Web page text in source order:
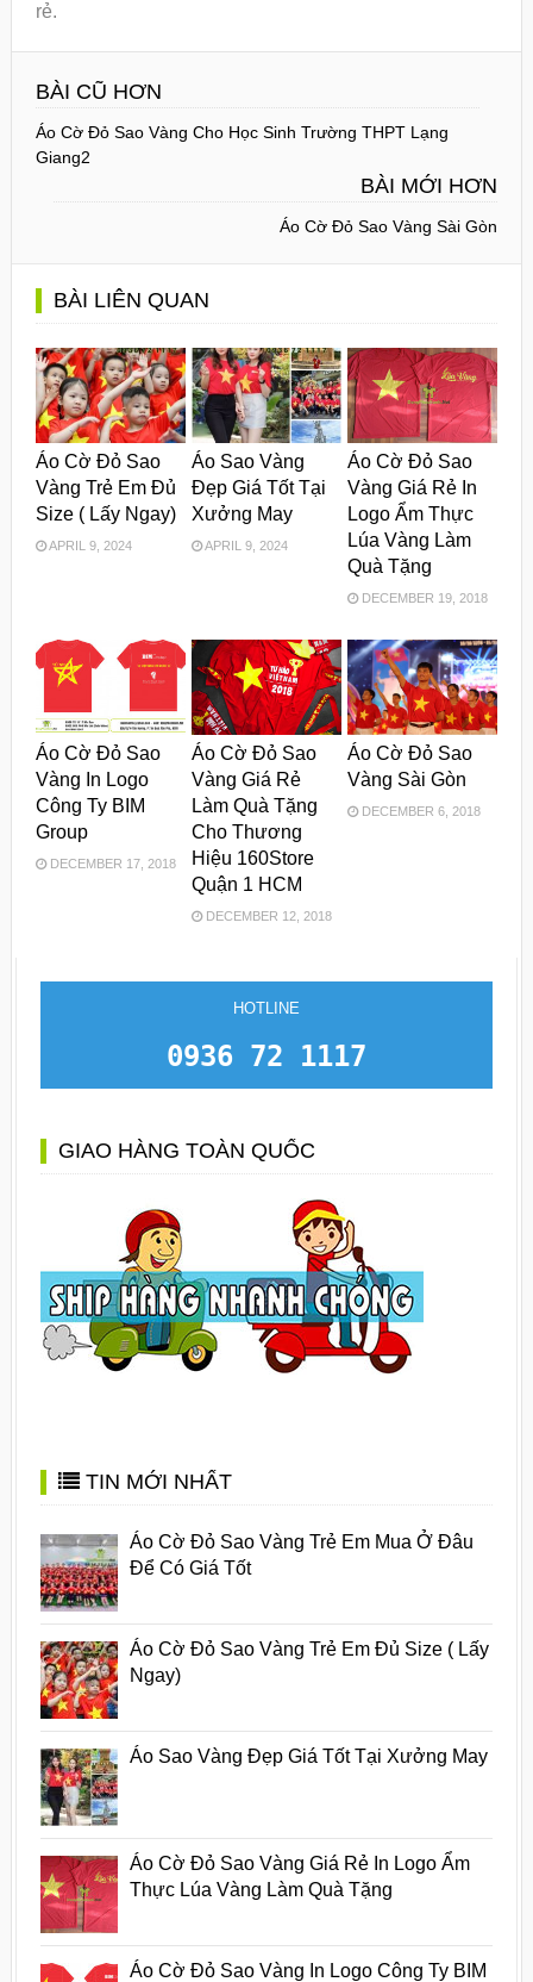
rẻ.
BÀI CŨ HƠN
Áo Cờ Đỏ Sao Vàng Cho Học Sinh Trường THPT Lạng
Giang2
BÀI MỚI HƠN
Áo Cờ Đỏ Sao Vàng Sài Gòn
BÀI LIÊN QUAN
Áo Cờ Đỏ Sao
Vàng Trẻ Em Đủ
Size ( Lấy Ngay)
APRIL 9, 2024
Áo Sao Vàng
Đẹp Giá Tốt Tại
Xưởng May
APRIL 9, 2024
Áo Cờ Đỏ Sao
Vàng Giá Rẻ In
Logo Ẩm Thực
Lúa Vàng Làm
Quà Tặng
DECEMBER 19, 2018
Áo Cờ Đỏ Sao
Vàng In Logo
Công Ty BIM
Group
DECEMBER 17, 2018
Áo Cờ Đỏ Sao
Vàng Giá Rẻ
Làm Quà Tặng
Cho Thương
Hiệu 160Store
Quận 1 HCM
DECEMBER 12, 2018
Áo Cờ Đỏ Sao
Vàng Sài Gòn
DECEMBER 6, 2018
HOTLINE
0936 72 1117
GIAO HÀNG TOÀN QUỐC
TIN MỚI NHẤT
Áo Cờ Đỏ Sao Vàng Trẻ Em Mua Ở Đâu
Để Có Giá Tốt
Áo Cờ Đỏ Sao Vàng Trẻ Em Đủ Size ( Lấy
Ngay)
Áo Sao Vàng Đẹp Giá Tốt Tại Xưởng May
Áo Cờ Đỏ Sao Vàng Giá Rẻ In Logo Ẩm
Thực Lúa Vàng Làm Quà Tặng
Áo Cờ Đỏ Sao Vàng In Logo Công Ty BIM